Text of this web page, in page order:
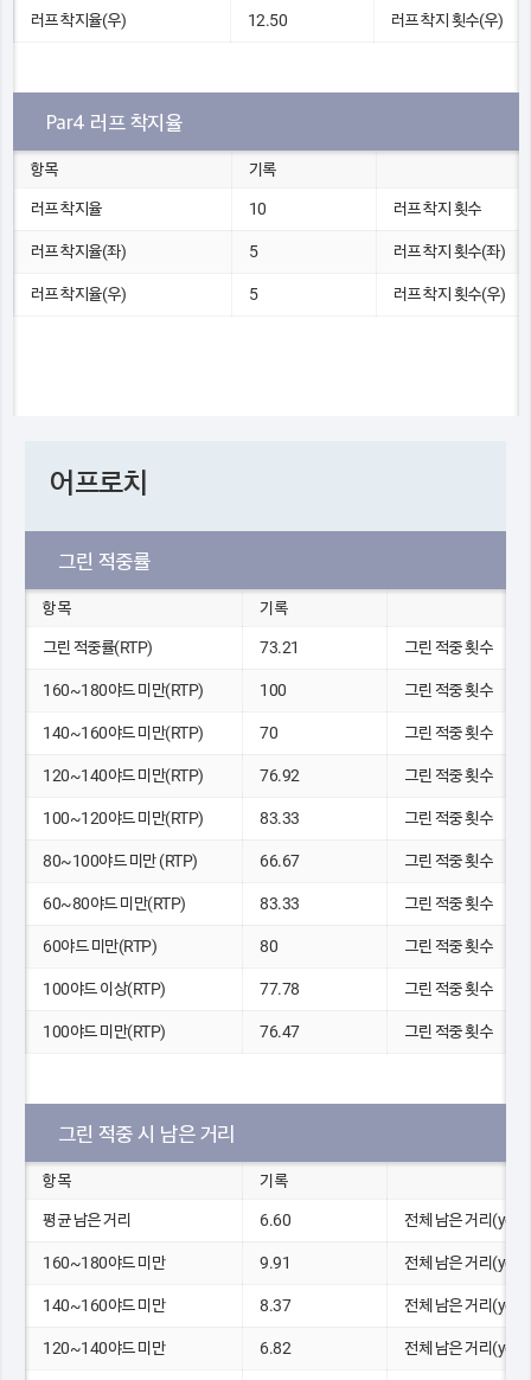
러프 착지율(우) 12.50 러프 착지 횟수(우)
Par4 러프 착지율
항목 기록
러프 착지율 10 러프 착지 횟수
러프 착지율(좌) 5 러프 착지 횟수(좌)
러프 착지율(우) 5 러프 착지 횟수(우)
어프로치
그린 적중률
항목 기록
그린 적중률(RTP) 73.21 그린 적중 횟수
160~180야드 미만(RTP) 100 그린 적중 횟수
140~160야드 미만(RTP) 70 그린 적중 횟수
120~140야드 미만(RTP) 76.92 그린 적중 횟수
100~120야드 미만(RTP) 83.33 그린 적중 횟수
80~100야드 미만 (RTP) 66.67 그린 적중 횟수
60~80야드 미만(RTP) 83.33 그린 적중 횟수
60야드 미만(RTP) 80 그린 적중 횟수
100야드 이상(RTP) 77.78 그린 적중 횟수
100야드 미만(RTP) 76.47 그린 적중 횟수
그린 적중 시 남은 거리
항목 기록
평균 남은 거리 6.60 전체 남은 거리(yds)
160~180야드 미만 9.91 전체 남은 거리(yds)
140~160야드 미만 8.37 전체 남은 거리(yds)
120~140야드 미만 6.82 전체 남은 거리(yds)